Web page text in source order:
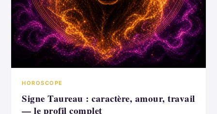
HOROSCOPE
Signe Taureau : caractère, amour, travail
— le profil complet